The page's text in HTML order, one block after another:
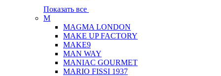
Показать все
M
MAGMA LONDON
MAKE UP FACTORY
MAKE9
MAN WAY
MANIAC GOURMET
MARIO FISSI 1937